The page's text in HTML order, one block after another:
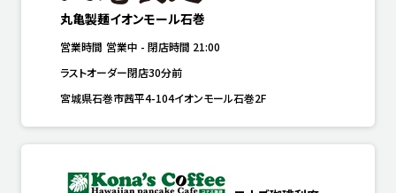
丸亀製麺イオンモール石巻
営業時間 営業中 - 閉店時間 21:00
ラストオーダー閉店30分前
宮城県石巻市茜平4-104イオンモール石巻2F